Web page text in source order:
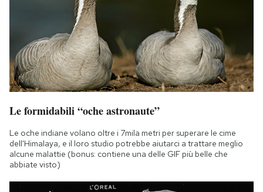
Le formidabili “oche astronaute”
Le oche indiane volano oltre i 7mila metri per superare le cime
dell'Himalaya, e il loro studio potrebbe aiutarci a trattare meglio
alcune malattie (bonus: contiene una delle GIF più belle che
abbiate visto)